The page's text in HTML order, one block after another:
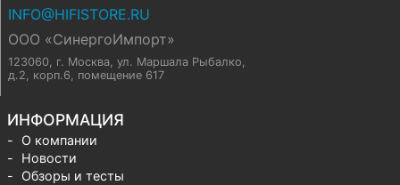
INFO@HIFISTORE.RU
ООО «СинергоИмпорт»
123060, г. Москва, ул. Маршала Рыбалко,
д.2, корп.6, помещение 617
ИНФОРМАЦИЯ
О компании
Новости
Обзоры и тесты